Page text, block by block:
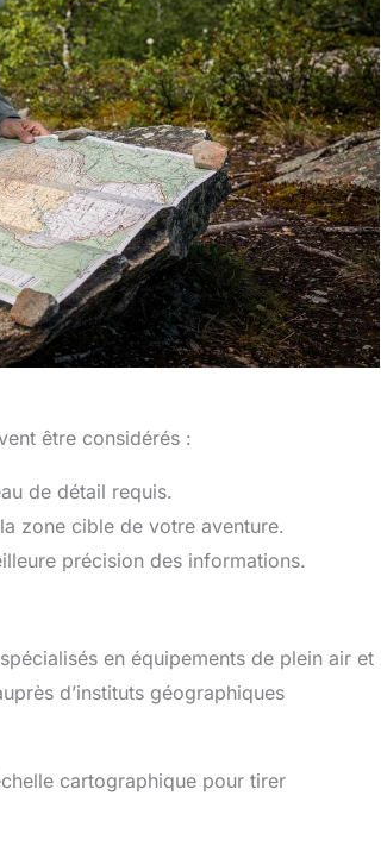
être considérés :
de détail requis.
zone cible de votre aventure.
précision des informations.
en équipements de plein air et
d’instituts géographiques
cartographique pour tirer